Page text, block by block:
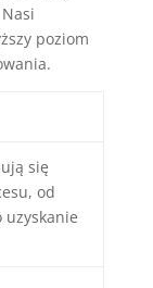
poziom
się
od
uzyskanie